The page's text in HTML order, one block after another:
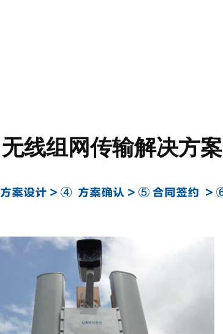
无线组网传输解决方案